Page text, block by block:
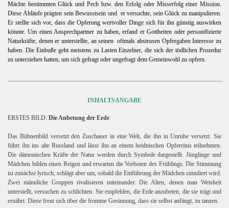
Mächte bestimmten Glück und Pech bzw. den Erfolg oder Misserfolg einer Mission.
Diese Abläufe prägten sein Bewusstsein und er versuchte, sein Glück zu manipulieren.
Er stellte sich vor, dass die Opferung wertvoller Dinge sich für ihn günstig auswirken
könnte. Um einen Ansprechpartner zu haben, erfand er Gottheiten oder personifizierte
Naturkräfte, denen er unterstellte, an seinen oftmals abstrusen Opfergaben Interesse zu
haben. Die Einbuße geht meistens zu Lasten Einzelner, die sich der tödlichen Prozedur
zu unterziehen hatten, um sich gefragt oder ungefragt dem Gemeinwohl zu opfern.
INHALTSANGABE
ERSTES BILD: Die Anbetung der Erde
Das Bühnenbild versetzt den Zuschauer in eine Welt, die ihn in Unruhe versetzt. Sie
führt ihn ins alte Russland und lässt ihn an einem heidnischen Opferritus teilnehmen.
Die dämonischen Kräfte der Natur werden durch Symbole dargestellt. Jünglinge und
Mädchen bilden einen Reigen und erwarten die Vorboten des Frühlings. Die Stimmung
ist zunächst lyrisch, schlägt aber um, sobald die Entführung der Mädchen simuliert wird.
Zwei männliche Gruppen rivalisieren miteinander. Die Alten, denen man Weisheit
unterstellt, versuchen zu schlichten. Sie empfehlen, die Erde anzubeten, die sie trägt und
ernährt. Diese freut sich über die fromme Gesinnung, dass sie selbst anfängt, zu tanzen.